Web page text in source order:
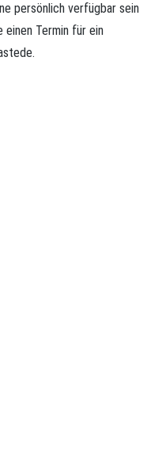
persönlich verfügbar sein
einen Termin für ein